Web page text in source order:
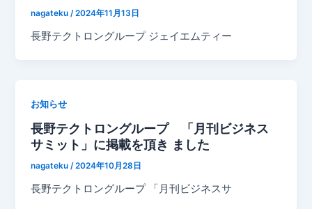
nagateku/2024年11月13日
長野テクトロングループ ジェイエムティー
お知らせ
長野テクトロングループ 「月刊ビジネス
サミット」に掲載を頂き ました
nagateku/2024年10月28日
長野テクトロングループ 「月刊ビジネスサ